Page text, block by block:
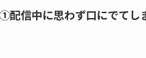
配信中に思わず口にでてし